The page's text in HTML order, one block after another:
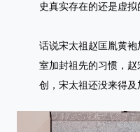
史真实存在的还是虚拟
话说宋太祖赵匡胤黄
室加封祖先的习惯，
创，宋太祖还没来得及